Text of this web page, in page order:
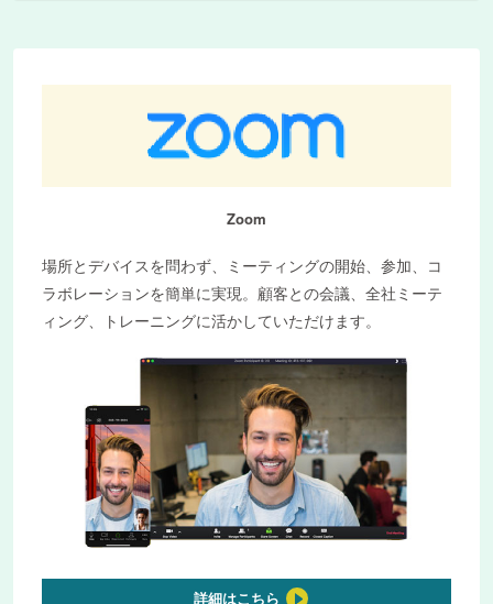
Zoom
場所とデバイスを問わず、ミーティングの開始、参加、コ
ラボレーションを簡単に実現。顧客との会議、全社ミーテ
ィング、トレーニングに活かしていただけます。
詳細はこちら